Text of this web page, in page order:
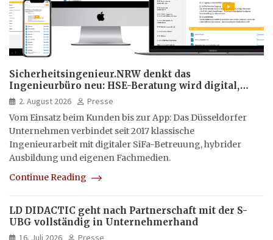
Sicherheitsingenieur.NRW denkt das
Ingenieurbüro neu: HSE-Beratung wird digital,
hybrid und multimedial
2. August 2026
Presse
Vom Einsatz beim Kunden bis zur App: Das Düsseldorfer
Unternehmen verbindet seit 2017 klassische
Ingenieurarbeit mit digitaler SiFa-Betreuung, hybrider
Ausbildung und eigenen Fachmedien.
Continue Reading
LD DIDACTIC geht nach Partnerschaft mit der S-
UBG vollständig in Unternehmerhand
16. Juli 2026 Presse